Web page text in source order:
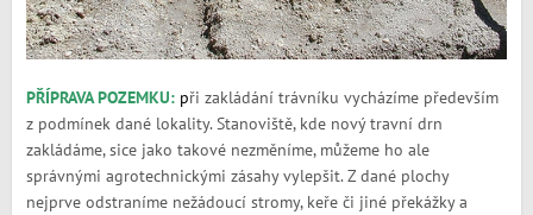
PŘÍPRAVA POZEMKU: při zakládání trávníku vycházíme především
z podmínek dané lokality. Stanoviště, kde nový travní drn
zakládáme, sice jako takové nezměníme, můžeme ho ale
správnými agrotechnickými zásahy vylepšit. Z dané plochy
nejprve odstraníme nežádoucí stromy, keře či jiné překážky a